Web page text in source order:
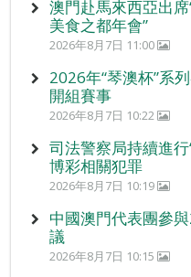
澳門赴馬來西亞出
美食之都年會”
2026年8月7日 11:00
2026年“琴澳杯”系
開組賽事
2026年8月7日 10:22
司法警察局持續進
博彩相關犯罪
2026年8月7日 10:19
中國澳門代表團參
議
2026年8月7日 10:15